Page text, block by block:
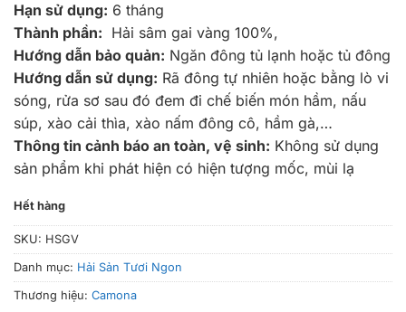
Hạn sử dụng: 6 tháng
Thành phần: Hải sâm gai vàng 100%,
Hướng dẫn bảo quản: Ngăn đông tủ lạnh hoặc tủ đông
Hướng dẫn sử dụng: Rã đông tự nhiên hoặc bằng lò vi
sóng, rửa sơ sau đó đem đi chế biến món hầm, nấu
súp, xào cải thìa, xào nấm đông cô, hầm gà,…
Thông tin cảnh báo an toàn, vệ sinh: Không sử dụng
sản phẩm khi phát hiện có hiện tượng mốc, mùi lạ
Hết hàng
SKU: HSGV
Danh mục: Hải Sản Tươi Ngon
Thương hiệu: Camona